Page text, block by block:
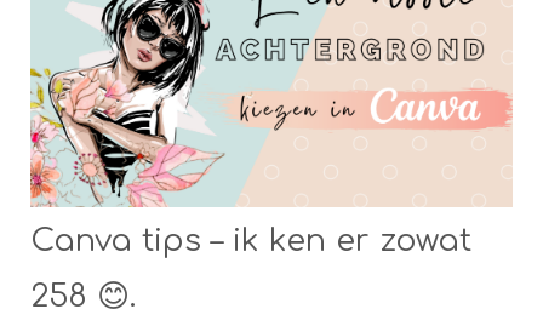
Canva tips – ik ken er zowat
258 😊.